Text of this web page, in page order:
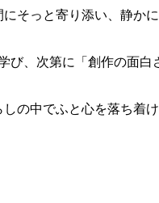
そっと寄り添い、静か
、次第に「創作の面白
の中でふと心を落ち着